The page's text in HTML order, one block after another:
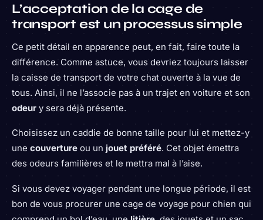
L’acceptation de la cage de
transport est un processus simple
Ce petit détail en apparence peut, en fait, faire toute la
différence. Comme astuce, vous devriez toujours laisser
la caisse de transport de votre chat ouverte à la vue de
tous. Ainsi, il ne l’associe pas à un trajet en voiture et son
odeur y sera déjà présente.
Choisissez un caddie de bonne taille pour lui et mettez-y
une couverture ou un jouet préféré. Cet objet émettra
des odeurs familières et le mettra mal à l’aise.
Si vous devez voyager pendant une longue période, il est
bon de vous procurer une cage de voyage pour chien qui